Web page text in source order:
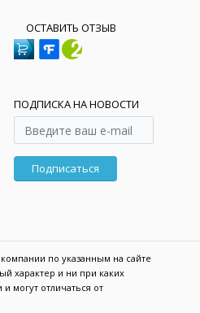
ОСТАВИТЬ ОТЗЫВ
ПОДПИСКА НА НОВОСТИ
Подписаться
по указанным на сайте
характер и ни при каких
могут отличаться от